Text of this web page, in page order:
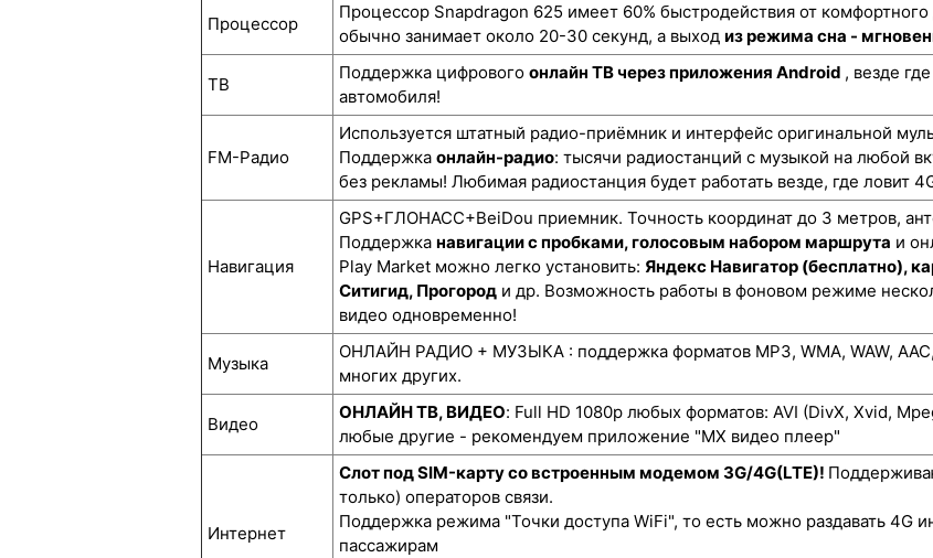
Процессор
Процессор Snapdragon 625 имеет 60% быстродействия от комфортного
обычно занимает около 20-30 секунд, а выход из режима сна -
ТВ
Поддержка цифрового онлайн ТВ через приложения Android , везде
автомобиля!
FM-Радио
Используется штатный радио-приёмник и интерфейс оригинальной
Поддержка онлайн-радио: тысячи радиостанций с музыкой на любой
без рекламы! Любимая радиостанция будет работать везде, где ловит
Навигация
GPS+ГЛОНАСС+BeiDou приемник. Точность координат до 3 метров,
Поддержка навигации с пробками, голосовым набором маршрута и
Play Market можно легко установить: Яндекс Навигатор (бесплатно),
Ситигид, Прогород и др. Возможность работы в фоновом режиме
видео одновременно!
Музыка
ОНЛАЙН РАДИО + МУЗЫКА : поддержка форматов MP3, WMA, WAW, AAC,
многих других.
Видео
ОНЛАЙН ТВ, ВИДЕО: Full HD 1080p любых форматов: AVI (DivX, Xvid,
любые другие - рекомендуем приложение "MX видео плеер"
Интернет
Слот под SIM-карту со встроенным модемом 3G/4G(LTE)!
только) операторов связи.
Поддержка режима "Точки доступа WiFi", то есть можно раздавать 4G
пассажирам